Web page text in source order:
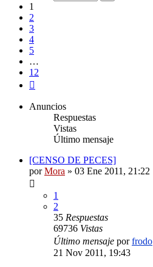
1
2
3
4
5
…
12
Anuncios
Respuestas
Vistas
Último mensaje
[CENSO DE PECES]
porMora » 03 Ene 2011, 21:22
1
2
35 Respuestas
69736 Vistas
Último mensaje porfrodo
21 Nov 2011, 19:43